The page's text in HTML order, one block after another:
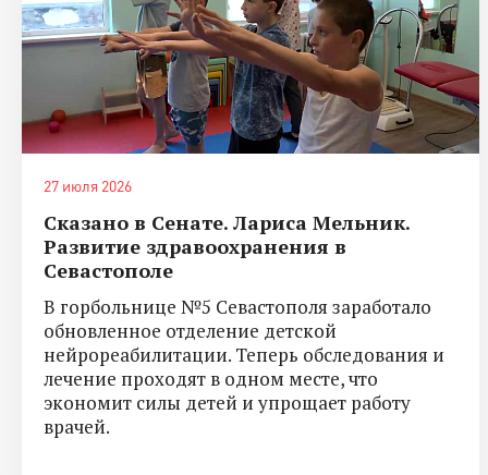
27 июля 2026
Сказано в Сенате. Лариса Мельник.
Развитие здравоохранения в
Севастополе
В горбольнице №5 Севастополя заработало
обновленное отделение детской
нейрореабилитации. Теперь обследования и
лечение проходят в одном месте, что
экономит силы детей и упрощает работу
врачей.